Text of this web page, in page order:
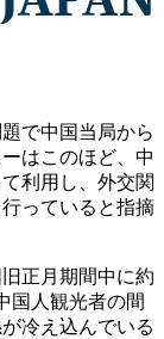
で中国当局から
はこのほど、中
利用し、外交関
っていると指摘
正月期間中に約
国人観光者の間
冷え込んでいる